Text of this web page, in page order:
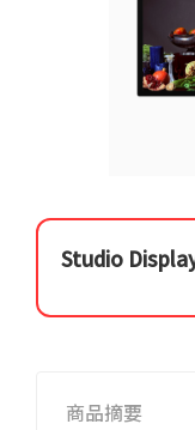
Studio
商品摘要